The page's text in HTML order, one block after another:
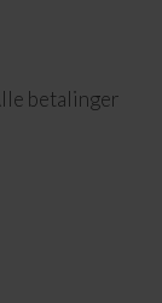
betalinger